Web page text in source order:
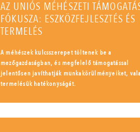
AZ UNIÓS MÉHÉSZETI
FÓKUSZA: ESZKÖZFEJLESZTÉS ÉS
TERMELÉS
A méhészek kulcsszerepet töltenek be a
mezőgazdaságban, és megfelelő támogatással
jelentősen javíthatják munkakörülményeiket,
termelésük hatékonyságát.